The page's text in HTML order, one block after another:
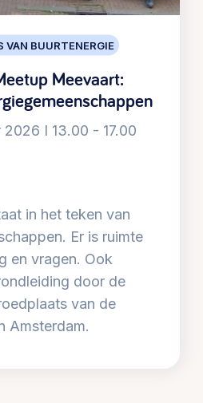
VAN BUURTENERGIE
Meevaart:
2026 I 13.00 - 17.00
in het teken van
Er is ruimte
en vragen. Ook
door de
van de
Amsterdam.